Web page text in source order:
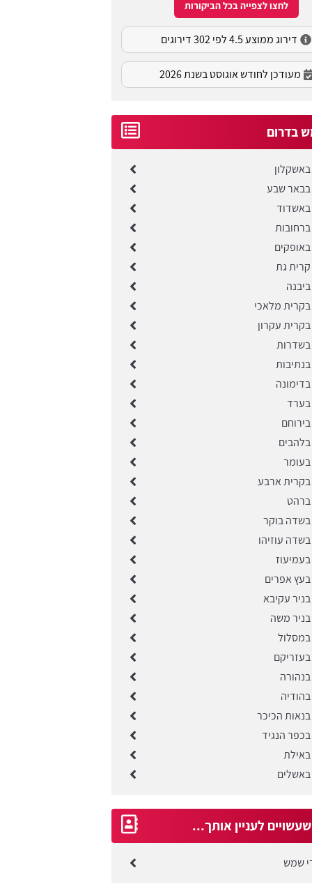
לחצו לצפייה בכל הביקורות
דירוג ממוצע 4.5 לפי 302 דירוגים
מעודכן לחודש אוגוסט בשנת 2026
בדרום
בבאר שבע
גת
מלאכי
עקרון
בערד
ארבע
ברהט
בוקר
עוזיהו
אפרים
עקיבא
משה
הכיכר
הנגיד
לעניין אותך...
שמש